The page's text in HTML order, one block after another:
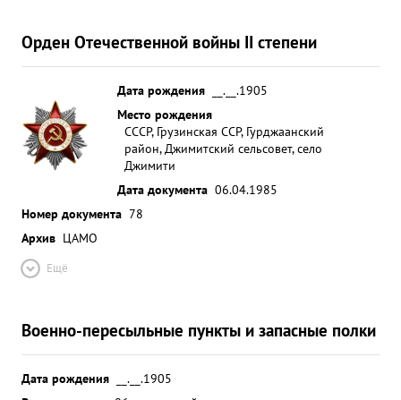
Орден Отечественной войны II степени
Дата рождения
__.__.1905
Место рождения
СССР, Грузинская ССР, Гурджаанский
район, Джимитский сельсовет, село
Джимити
Дата документа 06.04.1985
Номер документа 78
Архив ЦАМО
Ещё
Военно-пересыльные пункты и запасные полки
Дата рождения
__.__.1905